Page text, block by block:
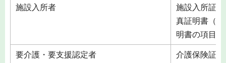
施設入所者
施設入所証
真証明書（
明書の項目
要介護・要支援認定者
介護保険証